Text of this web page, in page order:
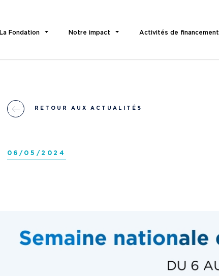
La Fondation Notre impact Activités de financement
RETOUR AUX ACTUALITÉS
06/05/2024